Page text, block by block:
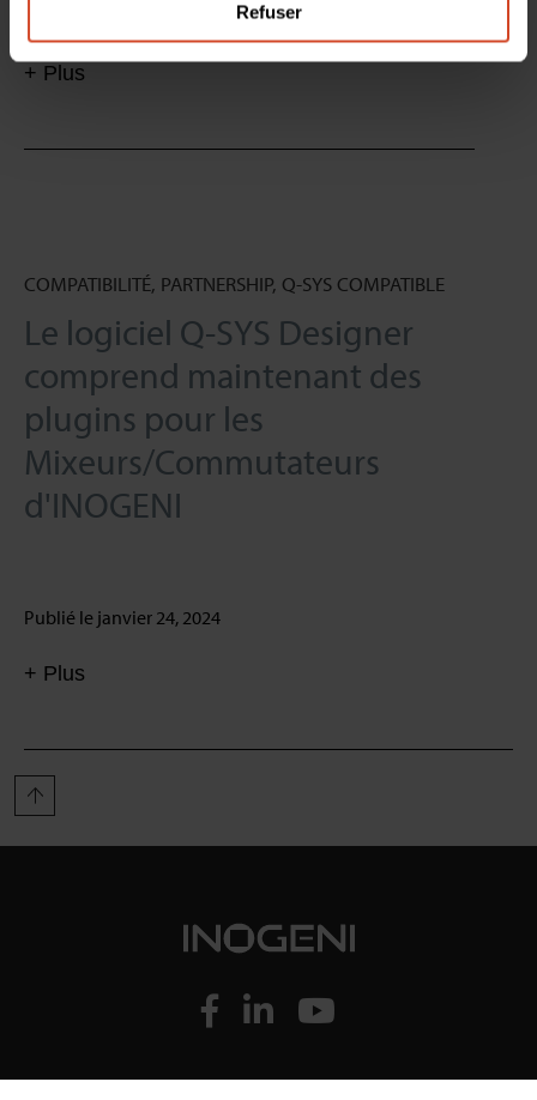
Refuser
Publié le septembre 5, 2024
+ Plus
COMPATIBILITÉ, PARTNERSHIP, Q-SYS COMPATIBLE
Le logiciel Q-SYS Designer
comprend maintenant des
plugins pour les
Mixeurs/Commutateurs
d'INOGENI
Publié le janvier 24, 2024
+ Plus